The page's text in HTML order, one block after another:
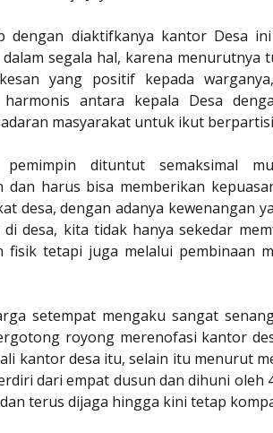
dengan diaktifkanya kantor Desa
segala hal, karena menurutnya
yang positif kepada
antara kepala Desa
masyarakat untuk ikut
dituntut semaksimal
dan harus bisa memberikan
desa, dengan adanya kewenangan
desa, kita tidak hanya sekedar
fisik tetapi juga melalui pembinaan
setempat mengaku sangat
royong merenofasi kantor
kantor desa itu, selain itu menurut
dari empat dusun dan dihuni oleh
terus dijaga hingga kini tetap